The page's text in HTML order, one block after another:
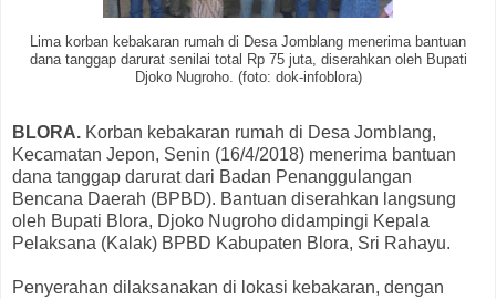
Lima korban kebakaran rumah di Desa Jomblang menerima bantuan
dana tanggap darurat senilai total Rp 75 juta, diserahkan oleh Bupati
Djoko Nugroho. (foto: dok-infoblora)
BLORA. Korban kebakaran rumah di Desa Jomblang,
Kecamatan Jepon, Senin (16/4/2018) menerima bantuan
dana tanggap darurat dari Badan Penanggulangan
Bencana Daerah (BPBD). Bantuan diserahkan langsung
oleh Bupati Blora, Djoko Nugroho didampingi Kepala
Pelaksana (Kalak) BPBD Kabupaten Blora, Sri Rahayu.
Penyerahan dilaksanakan di lokasi kebakaran, dengan